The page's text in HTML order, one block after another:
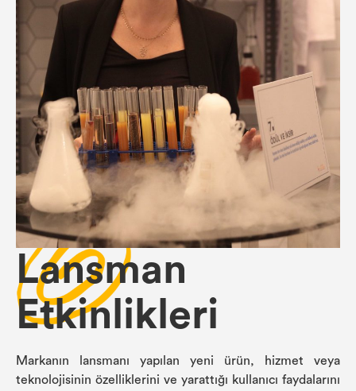
Lansman
Etkinlikleri
Markanın lansmanı yapılan yeni ürün, hizmet veya
teknolojisinin özelliklerini ve yarattığı kullanıcı faydalarını